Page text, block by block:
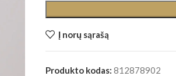
Į norų sąrašą
Produkto kodas: 812878902